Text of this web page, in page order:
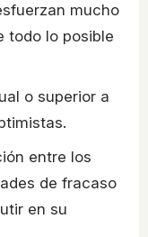
mucho
todo lo posible
o superior a
entre los
de fracaso
en su